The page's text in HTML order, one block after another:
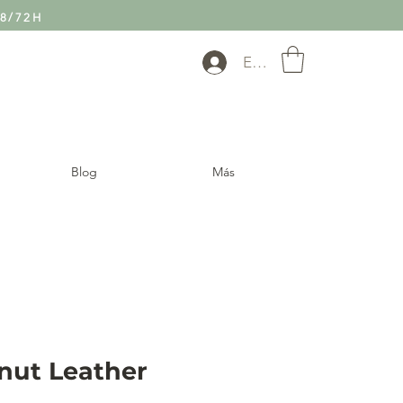
72H
Entra
Blog Más
Leather